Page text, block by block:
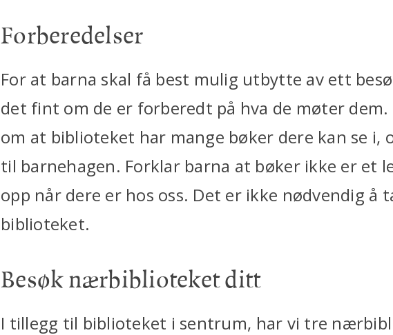
Forberedelser
For at barna skal få best mulig utbytte av ett
det fint om de er forberedt på hva de møter
om at biblioteket har mange bøker dere kan se i,
til barnehagen. Forklar barna at bøker ikke er et
opp når dere er hos oss. Det er ikke nødvendig å
biblioteket.
Besøk nærbiblioteket ditt
I tillegg til biblioteket i sentrum, har vi tre